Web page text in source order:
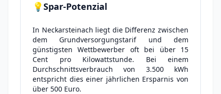
💡Spar-Potenzial
In Neckarsteinach liegt die Differenz zwischen
dem Grundversorgungstarif und dem
günstigsten Wettbewerber oft bei über 15
Cent pro Kilowattstunde. Bei einem
Durchschnittsverbrauch von 3.500 kWh
entspricht dies einer jährlichen Ersparnis von
über 500 Euro.